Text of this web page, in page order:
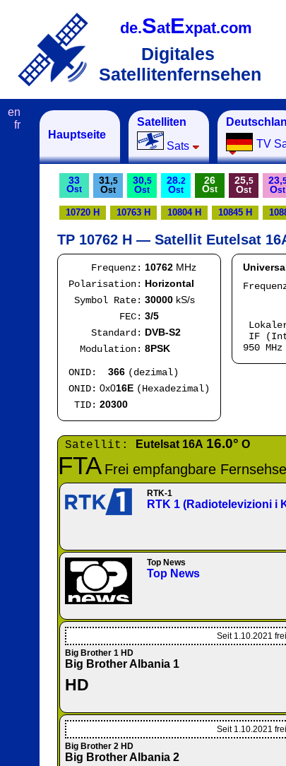
de.SatExpat.com
Digitales
Satellitenfernsehen
Hauptseite
Satelliten
Sats
TV
en
fr
33
Ost
31,5
Ost
30,5
Ost
28.2
Ost
26
Ost
25,5
Ost
23,
Ost
10720 H 10763 H 10804 H 10845 H
TP 10762 H — Satellit Eutelsat
Frequenz: 10762 MHz
Polarisation: Horizontal
Symbol Rate: 30000 kS/s
FEC: 3/5
Standard: DVB-S2
Modulation: 8PSK
ONID: 366 (dezimal)
ONID: 0x016E (Hexadezimal)
TID: 20300
IF
950
Satellit: Eutelsat 16A 16.0° O
FTA Frei empfangbare
RTK-1
RTK 1 (Radiotelevizioni i
Top News
Top News
Seit 1.10.2021
Big Brother 1 HD
Big Brother Albania 1
HD
Seit 1.10.2021
Big Brother 2 HD
Big Brother Albania 2